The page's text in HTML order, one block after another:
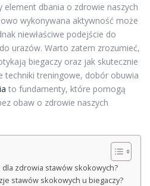
element dbania o zdrowie naszych
wykonywana aktywność może
niewłaściwe podejście do
urazów. Warto zatem zrozumieć,
biegaczy oraz jak skutecznie
techniki treningowe, dobór obuwia
to fundamenty, które pomogą
obaw o zdrowie naszych
dla zdrowia stawów skokowych?
stawów skokowych u biegaczy?